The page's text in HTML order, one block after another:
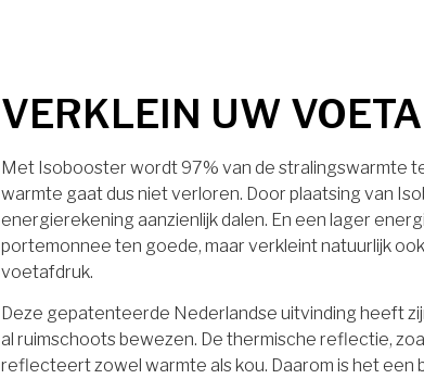
VERKLEIN UW
Met Isobooster wordt 97% van de stralingswarmte
warmte gaat dus niet verloren. Door plaatsing van
energierekening aanzienlijk dalen. En een lager
portemonnee ten goede, maar verkleint natuurlijk
voetafdruk.
Deze gepatenteerde Nederlandse uitvinding heeft
al ruimschoots bewezen. De thermische reflectie,
reflecteert zowel warmte als kou. Daarom is het een